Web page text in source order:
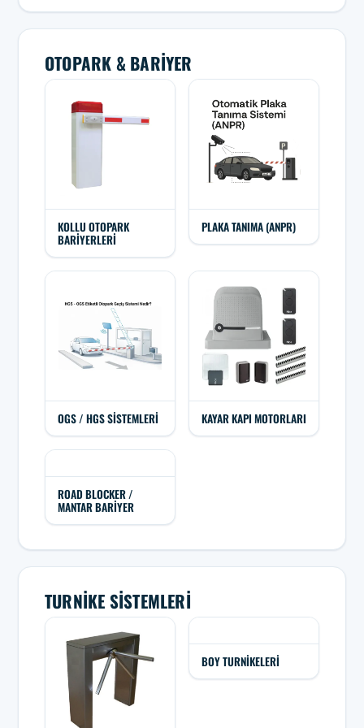
OTOPARK & BARIYER
KOLLU OTOPARK
BARIYERLERI
PLAKA TANIMA (ANPR)
OGS / HGS SISTEMLERI KAYAR KAPI MOTORLARI
ROAD BLOCKER /
MANTAR BARIYER
TURNIKE SISTEMLERI
BOY TURNIKELERI